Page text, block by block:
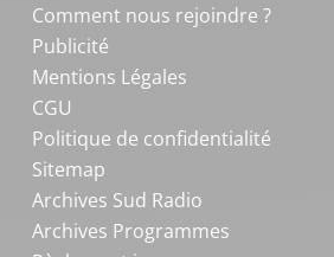
Comment nous rejoindre ?
Publicité
Mentions Légales
CGU
Politique de confidentialité
Sitemap
Archives Sud Radio
Archives Programmes